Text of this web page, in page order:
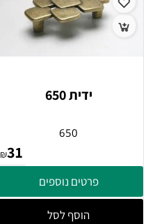
ידית 650
650
₪31
פרטים נוספים
הוסף לסל